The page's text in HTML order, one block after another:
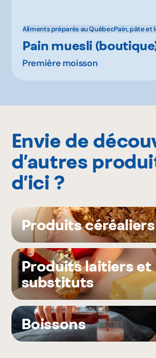
Aliments préparés au QuébecPain, pâte et
Pain muesli
Première moisson
Envie de
d’autres
d’ici ?
Produits céréaliers
Produits laitiers et
substituts
Boissons